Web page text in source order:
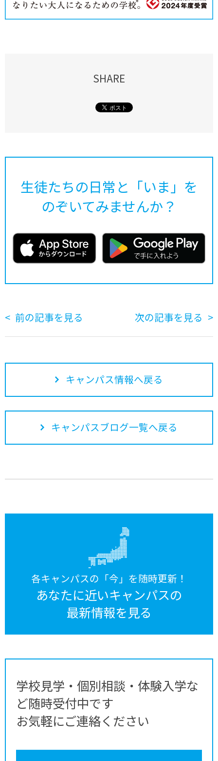
SHARE
生徒たちの日常と「いま」を
のぞいてみませんか？
前の記事を見る 次の記事を見る
キャンパス情報へ戻る
キャンパスブログ一覧へ戻る
各キャンパスの「今」を随時更新！
あなたに近いキャンパスの
最新情報を見る
学校見学・個別相談・体験入学な
ど随時受付中です
お気軽にご連絡ください